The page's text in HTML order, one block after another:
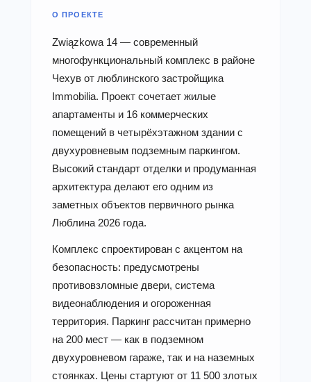
О ПРОЕКТЕ
Związkowa 14 — современный
многофункциональный комплекс в районе
Чехув от люблинского застройщика
Immobilia. Проект сочетает жилые
апартаменты и 16 коммерческих
помещений в четырёхэтажном здании с
двухуровневым подземным паркингом.
Высокий стандарт отделки и продуманная
архитектура делают его одним из
заметных объектов первичного рынка
Люблина 2026 года.
Комплекс спроектирован с акцентом на
безопасность: предусмотрены
противовзломные двери, система
видеонаблюдения и огороженная
территория. Паркинг рассчитан примерно
на 200 мест — как в подземном
двухуровневом гараже, так и на наземных
стоянках. Цены стартуют от 11 500 злотых